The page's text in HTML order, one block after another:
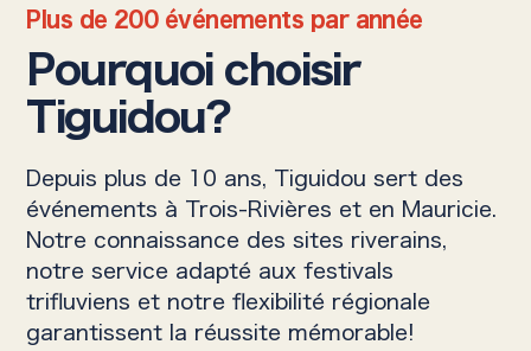
Plus de 200 événements par année
Pourquoi choisir
Tiguidou?
Depuis plus de 10 ans, Tiguidou sert des
événements à Trois-Rivières et en Mauricie.
Notre connaissance des sites riverains,
notre service adapté aux festivals
trifluviens et notre flexibilité régionale
garantissent la réussite mémorable!